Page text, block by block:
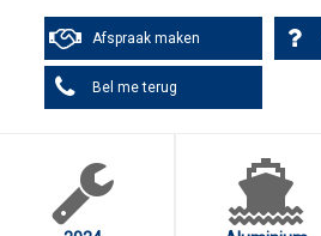
Afspraak maken
Bel me terug